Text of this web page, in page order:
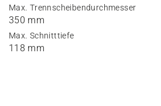
K 1270 I
anzeigen
Max. Trennscheibendurchmesser
350 mm
Max. Schnitttiefe
118 mm